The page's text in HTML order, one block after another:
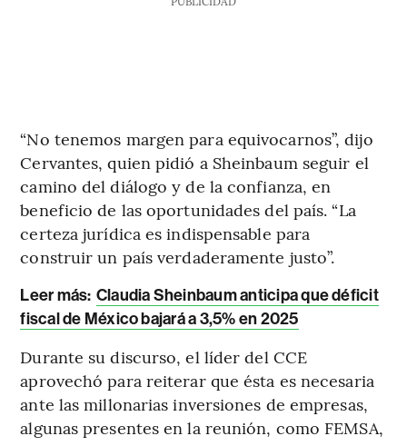
“No tenemos margen para equivocarnos”, dijo
Cervantes, quien pidió a Sheinbaum seguir el
camino del diálogo y de la confianza, en
beneficio de las oportunidades del país. “La
certeza jurídica es indispensable para
construir un país verdaderamente justo”.
Leer más: Claudia Sheinbaum anticipa que déficit
fiscal de México bajará a 3,5% en 2025
Durante su discurso, el líder del CCE
aprovechó para reiterar que ésta es necesaria
ante las millonarias inversiones de empresas,
algunas presentes en la reunión, como FEMSA,